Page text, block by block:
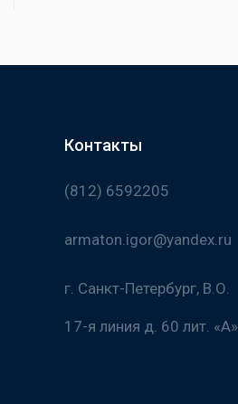
Контакты
(812) 6592205
armaton.igor@yandex.ru
г. Санкт-Петербург, В.О.
17-я линия д. 60 лит. «А»